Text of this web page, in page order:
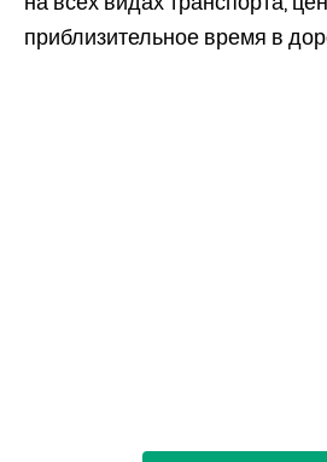
приблизительное время в